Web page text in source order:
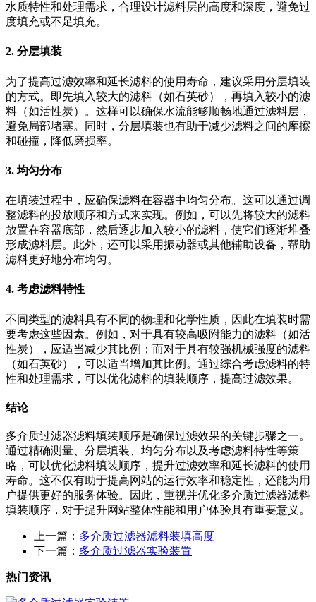
水质特性和处理需求，合理设计滤料层的高度和深度，避免过
度填充或不足填充。
2. 分层填装
为了提高过滤效率和延长滤料的使用寿命，建议采用分层填装
的方式。即先填入较大的滤料（如石英砂），再填入较小的滤
料（如活性炭）。这样可以确保水流能够顺畅地通过滤料层，
避免局部堵塞。同时，分层填装也有助于减少滤料之间的摩擦
和碰撞，降低磨损率。
3. 均匀分布
在填装过程中，应确保滤料在容器中均匀分布。这可以通过调
整滤料的投放顺序和方式来实现。例如，可以先将较大的滤料
放置在容器底部，然后逐步加入较小的滤料，使它们逐渐堆叠
形成滤料层。此外，还可以采用振动器或其他辅助设备，帮助
滤料更好地分布均匀。
4. 考虑滤料特性
不同类型的滤料具有不同的物理和化学性质，因此在填装时需
要考虑这些因素。例如，对于具有较高吸附能力的滤料（如活
性炭），应适当减少其比例；而对于具有较强机械强度的滤料
（如石英砂），可以适当增加其比例。通过综合考虑滤料的特
性和处理需求，可以优化滤料的填装顺序，提高过滤效果。
结论
多介质过滤器滤料填装顺序是确保过滤效果的关键步骤之一。
通过精确测量、分层填装、均匀分布以及考虑滤料特性等策
略，可以优化滤料填装顺序，提升过滤效率和延长滤料的使用
寿命。这不仅有助于提高网站的运行效率和稳定性，还能为用
户提供更好的服务体验。因此，重视并优化多介质过滤器滤料
填装顺序，对于提升网站整体性能和用户体验具有重要意义。
上一篇： 多介质过滤器滤料装填高度
下一篇： 多介质过滤器实验装置
热门资讯